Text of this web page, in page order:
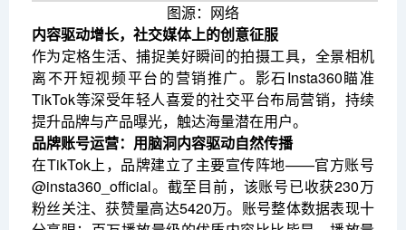
图源：网络
内容驱动增长，社交媒体上的创意征服
作为定格生活、捕捉美好瞬间的拍摄工具，全景相机
离不开短视频平台的营销推广。影石Insta360瞄准
TikTok等深受年轻人喜爱的社交平台布局营销，持续
提升品牌与产品曝光，触达海量潜在用户。
品牌账号运营：用脑洞内容驱动自然传播
在TikTok上，品牌建立了主要宣传阵地——官方账号
@insta360_official。截至目前，该账号已收获230万
粉丝关注、获赞量高达5420万。账号整体数据表现十